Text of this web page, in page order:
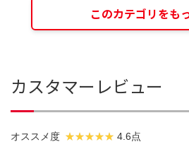
このカテゴリをも
カスタマーレビュー
オススメ度 4.6点